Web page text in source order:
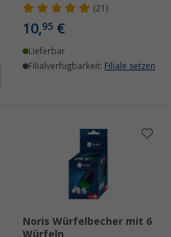
(21)
10,95 €
Lieferbar
Filialverfügbarkeit: Filiale setzen
Noris Würfelbecher mit 6
Würfeln